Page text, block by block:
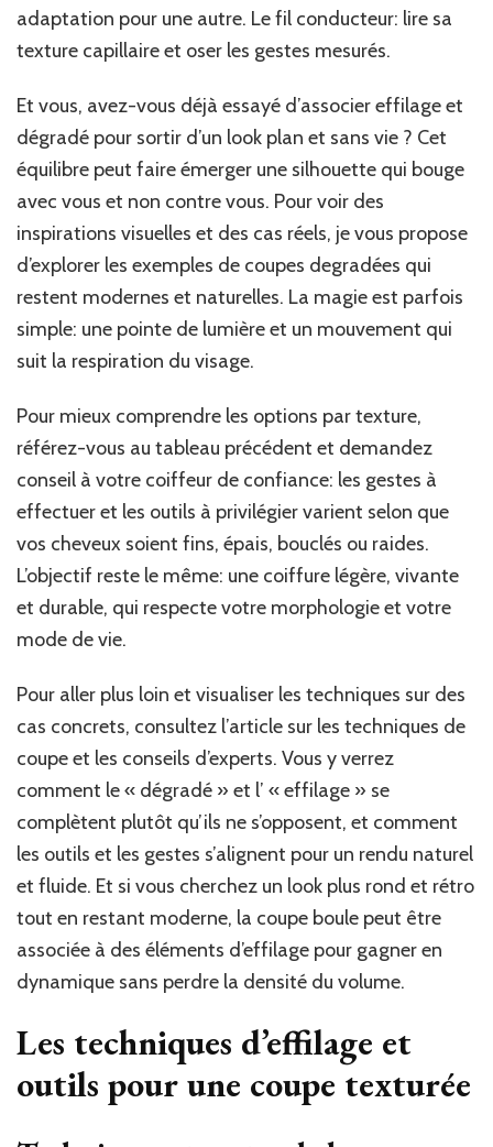
adaptation pour une autre. Le fil conducteur: lire sa
texture capillaire et oser les gestes mesurés.
Et vous, avez-vous déjà essayé d’associer effilage et
dégradé pour sortir d’un look plan et sans vie ? Cet
équilibre peut faire émerger une silhouette qui bouge
avec vous et non contre vous. Pour voir des
inspirations visuelles et des cas réels, je vous propose
d’explorer les exemples de coupes degradées qui
restent modernes et naturelles. La magie est parfois
simple: une pointe de lumière et un mouvement qui
suit la respiration du visage.
Pour mieux comprendre les options par texture,
référez-vous au tableau précédent et demandez
conseil à votre coiffeur de confiance: les gestes à
effectuer et les outils à privilégier varient selon que
vos cheveux soient fins, épais, bouclés ou raides.
L’objectif reste le même: une coiffure légère, vivante
et durable, qui respecte votre morphologie et votre
mode de vie.
Pour aller plus loin et visualiser les techniques sur des
cas concrets, consultez l’article sur les techniques de
coupe et les conseils d’experts. Vous y verrez
comment le « dégradé » et l’ « effilage » se
complètent plutôt qu’ils ne s’opposent, et comment
les outils et les gestes s’alignent pour un rendu naturel
et fluide. Et si vous cherchez un look plus rond et rétro
tout en restant moderne, la coupe boule peut être
associée à des éléments d’effilage pour gagner en
dynamique sans perdre la densité du volume.
Les techniques d’effilage et
outils pour une coupe texturée